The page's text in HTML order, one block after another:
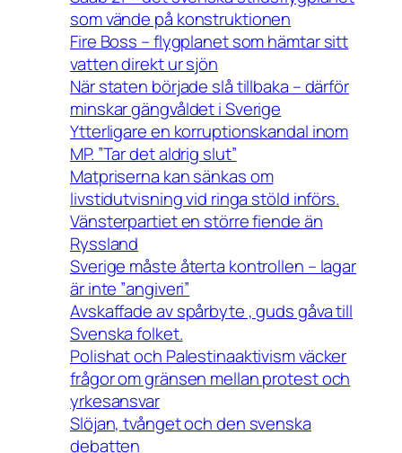
som vände på konstruktionen
Fire Boss – flygplanet som hämtar sitt
vatten direkt ur sjön
När staten började slå tillbaka – därför
minskar gängvåldet i Sverige
Ytterligare en korruptionskandal inom
MP. ”Tar det aldrig slut”
Matpriserna kan sänkas om
livstidutvisning vid ringa stöld införs.
Vänsterpartiet en större fiende än
Ryssland
Sverige måste återta kontrollen – lagar
är inte ”angiveri”
Avskaffade av spårbyte , guds gåva till
Svenska folket.
Polishat och Palestinaaktivism väcker
frågor om gränsen mellan protest och
yrkesansvar
Slöjan, tvånget och den svenska
debatten